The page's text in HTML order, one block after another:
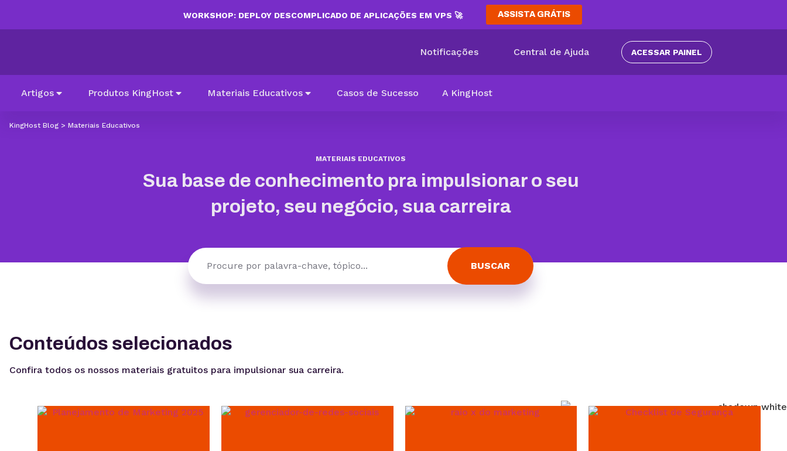
WORKSHOP: DEPLOY DESCOMPLICADO DE APLICAÇÕES EM VPS 🚀 ASSISTA GRÁTIS
Notificações Central de Ajuda ACESSAR PAINEL
Artigos Produtos KingHost Materiais Educativos Casos de Sucesso A KingHost
KingHost Blog > Materiais Educativos
MATERIAIS EDUCATIVOS
Sua base de conhecimento pra impulsionar o seu
projeto, seu negócio, sua carreira
BUSCAR
Conteúdos selecionados
Confira todos os nossos materiais gratuitos para impulsionar sua carreira.